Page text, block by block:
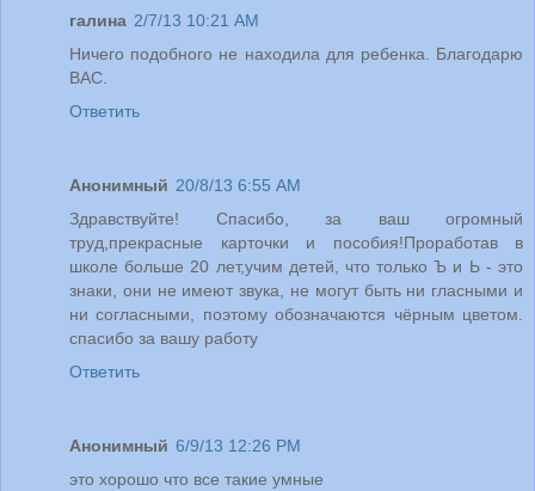
галина 2/7/13 10:21 AM
Ничего подобного не находила для ребенка. Благодарю
ВАС.
Ответить
Анонимный 20/8/13 6:55 AM
Здравствуйте! Спасибо, за ваш огромный
труд,прекрасные карточки и пособия!Проработав в
школе больше 20 лет,учим детей, что только Ъ и Ь - это
знаки, они не имеют звука, не могут быть ни гласными и
ни согласными, поэтому обозначаются чёрным цветом.
спасибо за вашу работу
Ответить
Анонимный 6/9/13 12:26 PM
это хорошо что все такие умные